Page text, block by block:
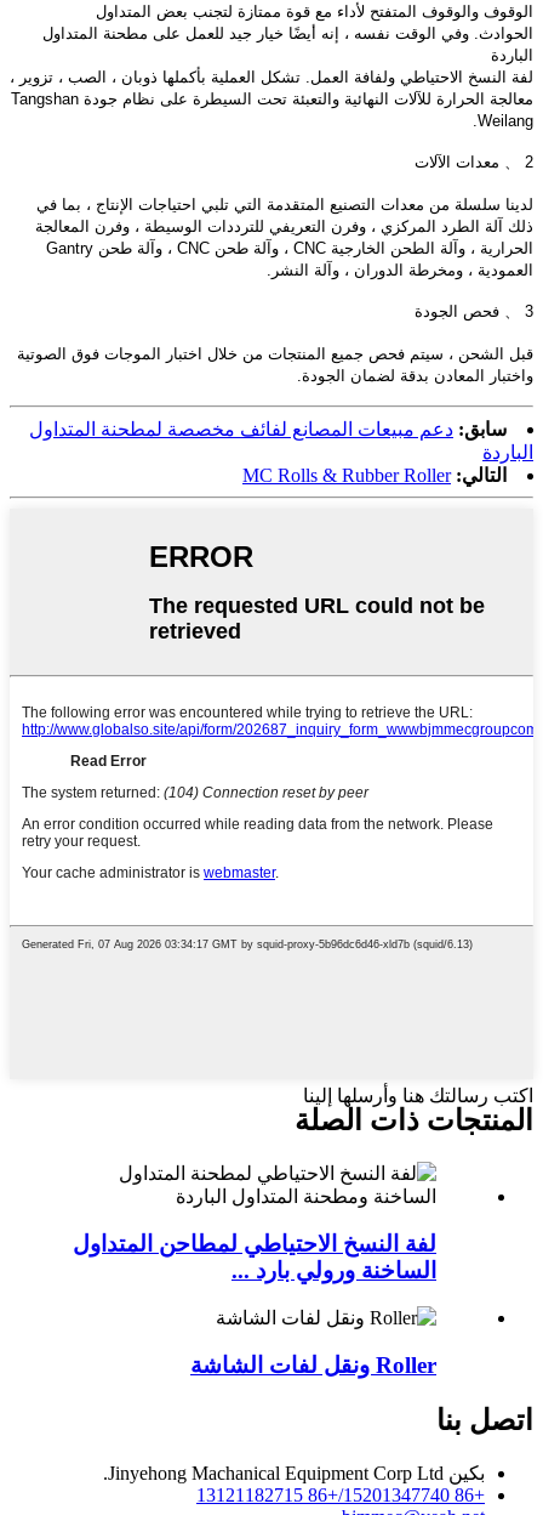
الوقوف والوقوف المتفتح لأداء مع قوة ممتازة لتجنب بعض المتداول
الحوادث. وفي الوقت نفسه ، إنه أيضًا خيار جيد للعمل على مطحنة المتداول
الباردة
لفة النسخ الاحتياطي ولفافة العمل. تشكل العملية بأكملها ذوبان ، الصب ، تزوير ،
معالجة الحرارة للآلات النهائية والتعبئة تحت السيطرة على نظام جودة Tangshan
Weilang.
2 、 معدات الآلات
لدينا سلسلة من معدات التصنيع المتقدمة التي تلبي احتياجات الإنتاج ، بما في
ذلك آلة الطرد المركزي ، وفرن التعريفي للترددات الوسيطة ، وفرن المعالجة
الحرارية ، وآلة الطحن الخارجية CNC ، وآلة طحن CNC ، وآلة طحن Gantry
العمودية ، ومخرطة الدوران ، وآلة النشر.
3 、 فحص الجودة
قبل الشحن ، سيتم فحص جميع المنتجات من خلال اختبار الموجات فوق الصوتية
واختبار المعادن بدقة لضمان الجودة.
سابق: دعم مبيعات المصانع لفائف مخصصة لمطحنة المتداول
الباردة
التالي: MC Rolls & Rubber Roller
اكتب رسالتك هنا وأرسلها إلينا
المنتجات ذات الصلة
لفة النسخ الاحتياطي لمطاحن المتداول
الساخنة ورولي بارد ...
Roller ونقل لفات الشاشة
اتصل بنا
بكين Jinyehong Machanical Equipment Corp Ltd.
+86 15201347740/+86 13121182715